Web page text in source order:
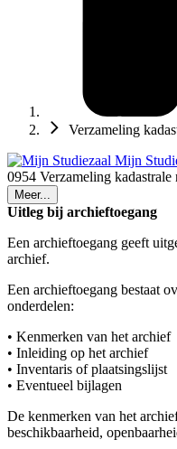
Verzameling
Mijn
0954 Verzameling kadastrale
Meer...
Uitleg bij archieftoegang
Een archieftoegang geeft
archief.
Een archieftoegang bestaat
onderdelen:
• Kenmerken van het archief
• Inleiding op het archief
• Inventaris of plaatsingslijst
• Eventueel bijlagen
De kenmerken van het
beschikbaarheid,